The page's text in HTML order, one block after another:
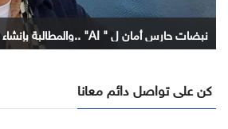
نبضات حارس أمان ل " AI" ..والمطالبة بإنشاء هيئة رقابة دولية
كن على تواصل دائم معانا